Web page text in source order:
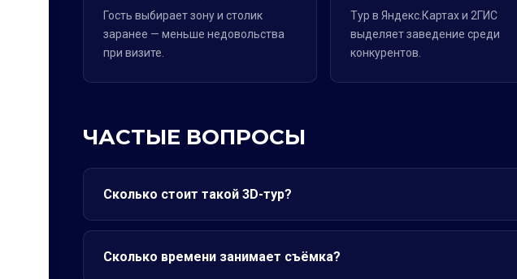
Гость выбирает зону и столик
заранее — меньше недовольства
при визите.
Тур в Яндекс.Картах и 2ГИС
выделяет заведение среди
конкурентов.
ЧАСТЫЕ ВОПРОСЫ
Сколько стоит такой 3D-тур?
Сколько времени занимает съёмка?